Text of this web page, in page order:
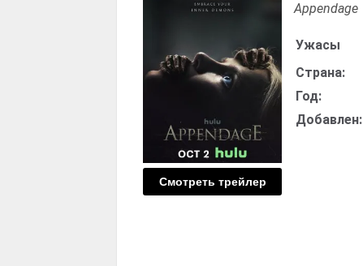
Смотреть трейлер
Appendage
Ужасы
Страна:
Год:
Добавлен: